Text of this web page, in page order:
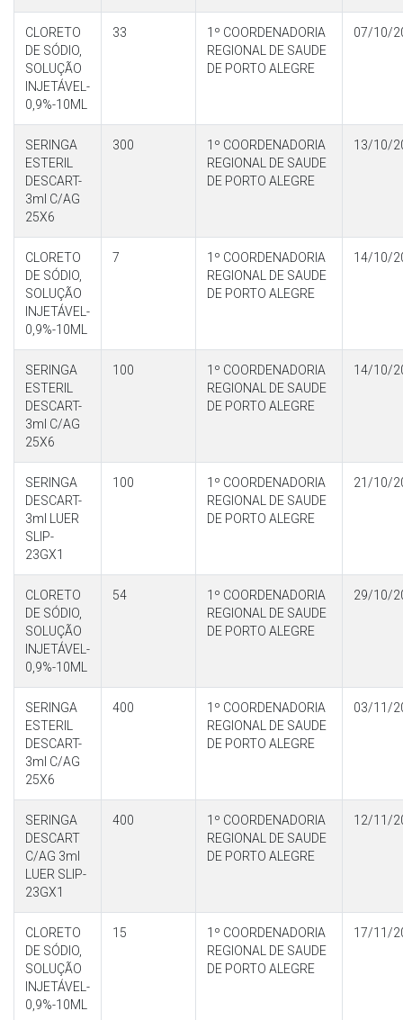
CLORETO
DE SÓDIO,
SOLUÇÃO
INJETÁVEL-
0,9%-10ML
33
1º COORDENADORIA
REGIONAL DE SAUDE
DE PORTO ALEGRE
07/10/
SERINGA
ESTERIL
DESCART-
3ml C/AG
25X6
300
1º COORDENADORIA
REGIONAL DE SAUDE
DE PORTO ALEGRE
13/10/
CLORETO
DE SÓDIO,
SOLUÇÃO
INJETÁVEL-
0,9%-10ML
7
1º COORDENADORIA
REGIONAL DE SAUDE
DE PORTO ALEGRE
14/10/
SERINGA
ESTERIL
DESCART-
3ml C/AG
25X6
100
1º COORDENADORIA
REGIONAL DE SAUDE
DE PORTO ALEGRE
14/10/
SERINGA
DESCART-
3ml LUER
SLIP-
23GX1
100
1º COORDENADORIA
REGIONAL DE SAUDE
DE PORTO ALEGRE
21/10/
CLORETO
DE SÓDIO,
SOLUÇÃO
INJETÁVEL-
0,9%-10ML
54
1º COORDENADORIA
REGIONAL DE SAUDE
DE PORTO ALEGRE
29/10/
SERINGA
ESTERIL
DESCART-
3ml C/AG
25X6
400
1º COORDENADORIA
REGIONAL DE SAUDE
DE PORTO ALEGRE
03/11/
SERINGA
DESCART
C/AG 3ml
LUER SLIP-
23GX1
400
1º COORDENADORIA
REGIONAL DE SAUDE
DE PORTO ALEGRE
12/11/
CLORETO
DE SÓDIO,
SOLUÇÃO
INJETÁVEL-
0,9%-10ML
15
1º COORDENADORIA
REGIONAL DE SAUDE
DE PORTO ALEGRE
17/11/